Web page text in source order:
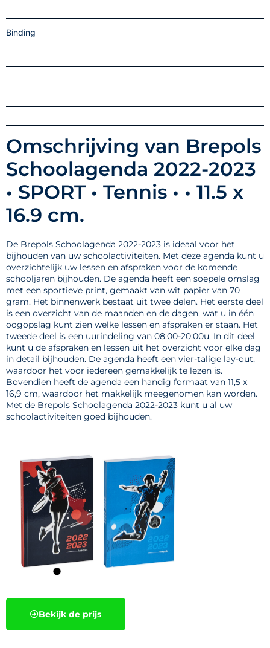
Binding
Omschrijving van Brepols
Schoolagenda 2022-2023
• SPORT • Tennis • • 11.5 x
16.9 cm.
De Brepols Schoolagenda 2022-2023 is ideaal voor het
bijhouden van uw schoolactiviteiten. Met deze agenda kunt u
overzichtelijk uw lessen en afspraken voor de komende
schooljaren bijhouden. De agenda heeft een soepele omslag
met een sportieve print, gemaakt van wit papier van 70
gram. Het binnenwerk bestaat uit twee delen. Het eerste deel
is een overzicht van de maanden en de dagen, wat u in één
oogopslag kunt zien welke lessen en afspraken er staan. Het
tweede deel is een uurindeling van 08:00-20:00u. In dit deel
kunt u de afspraken en lessen uit het overzicht voor elke dag
in detail bijhouden. De agenda heeft een vier-talige lay-out,
waardoor het voor iedereen gemakkelijk te lezen is.
Bovendien heeft de agenda een handig formaat van 11,5 x
16,9 cm, waardoor het makkelijk meegenomen kan worden.
Met de Brepols Schoolagenda 2022-2023 kunt u al uw
schoolactiviteiten goed bijhouden.
Bekijk de prijs